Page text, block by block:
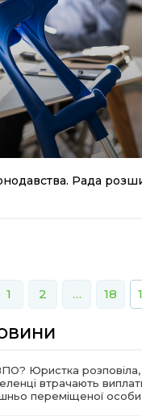
Рада
1 2 … 18
Юристка розповіла,
втрачають
переміщеної особи